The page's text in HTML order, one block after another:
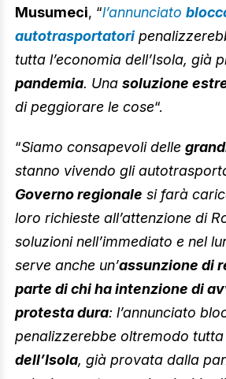
Musumeci, “l’annunciato
autotrasportatori
tutta l’economia dell’Isola, già
pandemia. Una soluzione
di peggiorare le cose“.
“Siamo consapevoli delle
stanno vivendo gli
Governo regionale si farà
loro richieste all’attenzione di
soluzioni nell’immediato e nel
serve anche un’assunzione di
parte di chi ha intenzione di
protesta dura: l’annunciato
penalizzerebbe oltremodo tutta
dell’Isola, già provata dalla